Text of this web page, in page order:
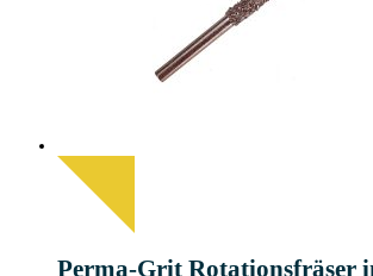
Perma-Grit Rotationsfräser